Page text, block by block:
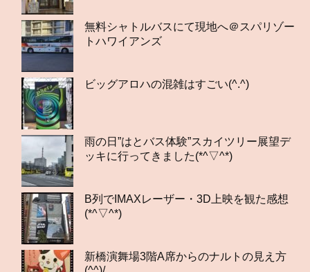
無料シャトルバスにて現地へ＠スパリゾー
トハワイアンズ
ビッグアロハの混雑はすごい(^.^)
雨の日”はとバス体験”スカイツリー展望デ
ッキに行ってきました(*^▽^*)
B列でIMAXレーザー・3D上映を観た感想
(*^▽^*)
新橋演舞場3階A席からのナルトの見え方